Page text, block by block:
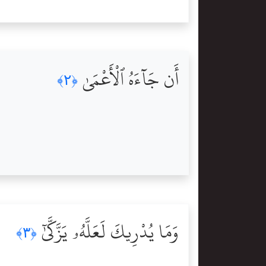
أَن جَآءَهُ ٱلْأَعْمَىٰ ﴿٢﴾
وَمَا يُدْرِيكَ لَعَلَّهُۥ يَزَّكَّىٰٓ ﴿٣﴾